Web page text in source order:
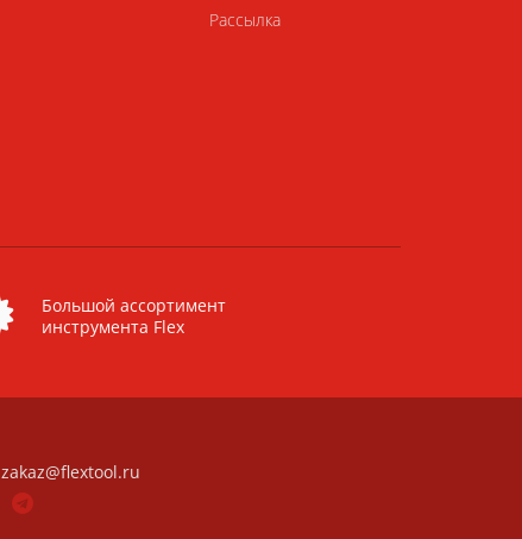
Рассылка
Большой ассортимент
инструмента Flex
zakaz@flextool.ru